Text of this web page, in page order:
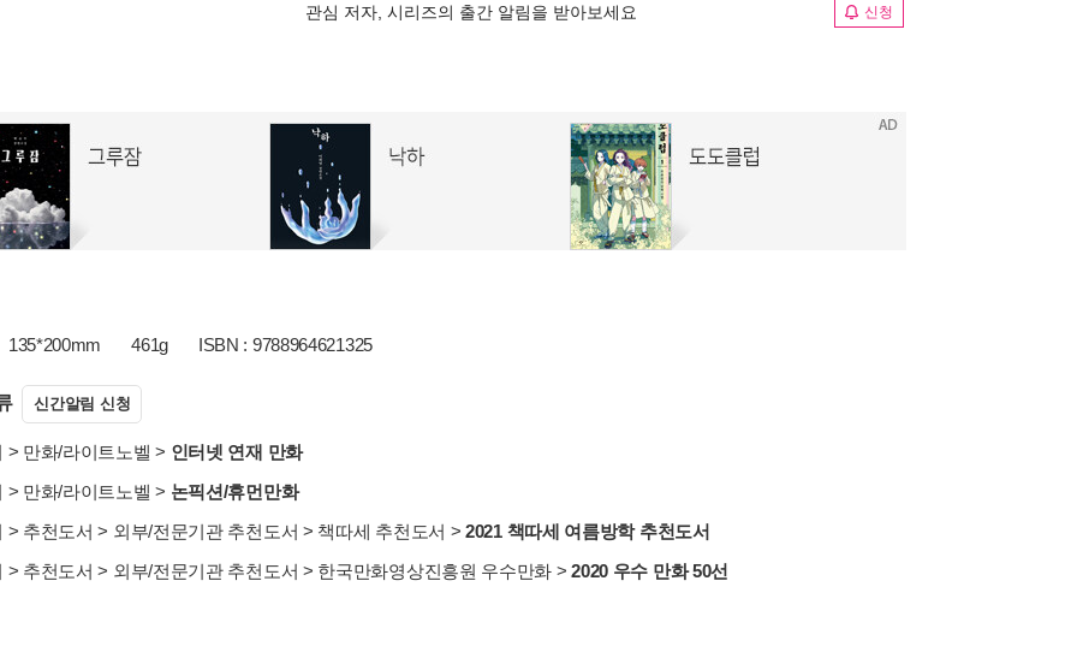
관심 저자, 시리즈의 출간 알림을 받아보세요 신청
135*200mm 461g ISBN : 9788964621325
신간알림 신청
> 만화/라이트노벨 > 인터넷 연재 만화
> 만화/라이트노벨 > 논픽션/휴먼만화
> 추천도서 > 외부/전문기관 추천도서 > 책따세 추천도서 >2021 책따세 여름방학 추천도서
> 추천도서 > 외부/전문기관 추천도서 > 한국만화영상진흥원 우수만화 >2020 우수 만화 50선